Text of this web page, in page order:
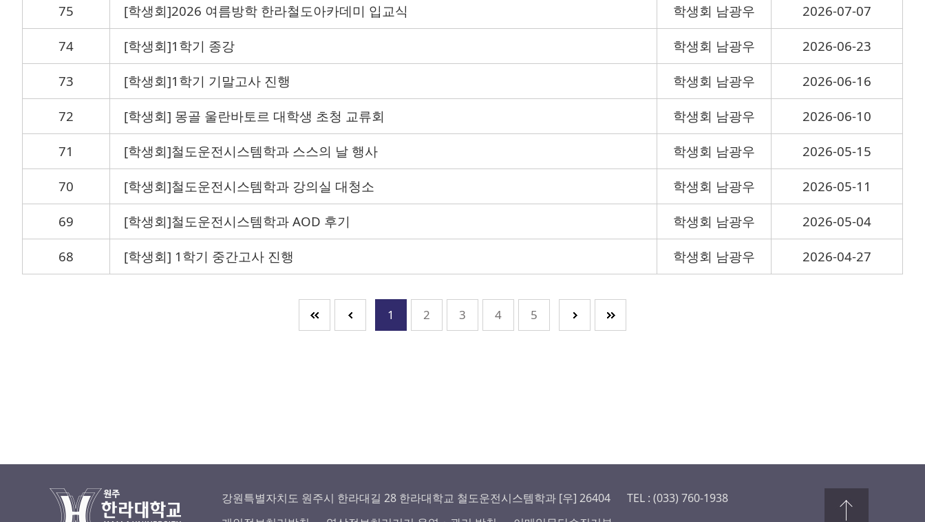
75 [학생회]2026 여름방학 한라철도아카데미 입교식 학생회 남광우 2026-07-07
74 [학생회]1학기 종강 학생회 남광우 2026-06-23
73 [학생회]1학기 기말고사 진행 학생회 남광우 2026-06-16
72 [학생회] 몽골 울란바토르 대학생 초청 교류회 학생회 남광우 2026-06-10
71 [학생회]철도운전시스템학과 스스의 날 행사 학생회 남광우 2026-05-15
70 [학생회]철도운전시스템학과 강의실 대청소 학생회 남광우 2026-05-11
69 [학생회]철도운전시스템학과 AOD 후기 학생회 남광우 2026-05-04
68 [학생회] 1학기 중간고사 진행 학생회 남광우 2026-04-27
1 2 3 4 5
강원특별자치도 원주시 한라대길 28 한라대학교 철도운전시스템학과 [우] 26404
TEL : (033) 760-1938